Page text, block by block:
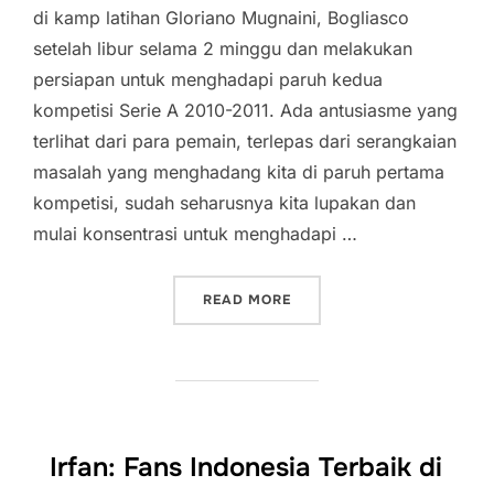
di kamp latihan Gloriano Mugnaini, Bogliasco
setelah libur selama 2 minggu dan melakukan
persiapan untuk menghadapi paruh kedua
kompetisi Serie A 2010-2011. Ada antusiasme yang
terlihat dari para pemain, terlepas dari serangkaian
masalah yang menghadang kita di paruh pertama
kompetisi, sudah seharusnya kita lupakan dan
mulai konsentrasi untuk menghadapi …
READ MORE
Irfan: Fans Indonesia Terbaik di